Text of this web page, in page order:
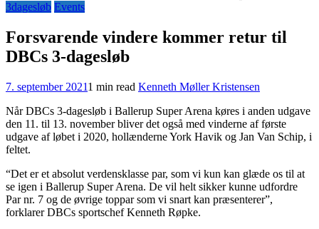
3dagesløb Events
Forsvarende vindere kommer retur til
DBCs 3-dagesløb
7. september 20211 min read Kenneth Møller Kristensen
Når DBCs 3-dagesløb i Ballerup Super Arena køres i anden udgave
den 11. til 13. november bliver det også med vinderne af første
udgave af løbet i 2020, hollænderne York Havik og Jan Van Schip, i
feltet.
“Det er et absolut verdensklasse par, som vi kun kan glæde os til at
se igen i Ballerup Super Arena. De vil helt sikker kunne udfordre
Par nr. 7 og de øvrige toppar som vi snart kan præsenterer”,
forklarer DBCs sportschef Kenneth Røpke.